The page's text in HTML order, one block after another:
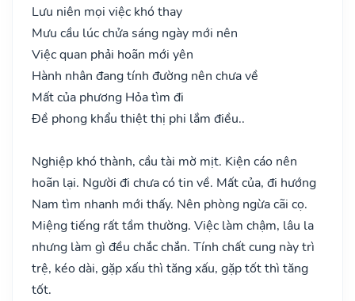
Lưu niên mọi việc khó thay
Mưu cầu lúc chửa sáng ngày mới nên
Việc quan phải hoãn mới yên
Hành nhân đang tính đường nên chưa về
Mất của phương Hỏa tìm đi
Đề phong khẩu thiệt thị phi lắm điều..
Nghiệp khó thành, cầu tài mờ mịt. Kiện cáo nên
hoãn lại. Người đi chưa có tin về. Mất của, đi hướng
Nam tìm nhanh mới thấy. Nên phòng ngừa cãi cọ.
Miệng tiếng rất tầm thường. Việc làm chậm, lâu la
nhưng làm gì đều chắc chắn. Tính chất cung này trì
trệ, kéo dài, gặp xấu thì tăng xấu, gặp tốt thì tăng
tốt.